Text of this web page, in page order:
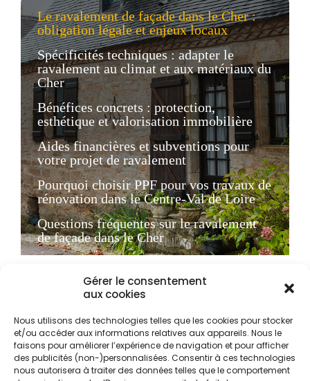
Gérer le consentement
aux cookies
Nous utilisons des technologies telles que les cookies pour stocker
et/ou accéder aux informations relatives aux appareils. Nous le
faisons pour améliorer l’expérience de navigation et pour afficher
des publicités (non-)personnalisées. Consentir à ces technologies
nous autorisera à traiter des données telles que le comportement
Le ravalement de façade dans le Cher :
obligation légale et enjeux locaux
Spécificités techniques : adapter le
ravalement au climat et aux matériaux du
Cher
Bénéfices concrets : protection,
esthétique et valorisation immobilière
Aides financières et subventions pour
votre projet de ravalement
Pourquoi choisir PPF pour vos travaux de
rénovation dans le Centre-Val de Loire
Questions fréquentes sur le ravalement
de façade dans le Cher
Le ravalement de façade
dans le Cher : obligation
légale et enjeux locaux
Dans le département du Cher, situé au cœur de la